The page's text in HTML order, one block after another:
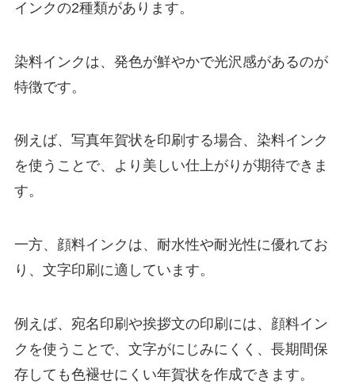
インクの2種類があります。
染料インクは、発色が鮮やかで光沢感があるのが
特徴です。
例えば、写真年賀状を印刷する場合、染料インク
を使うことで、より美しい仕上がりが期待できま
す。
一方、顔料インクは、耐水性や耐光性に優れてお
り、文字印刷に適しています。
例えば、宛名印刷や挨拶文の印刷には、顔料イン
クを使うことで、文字がにじみにくく、長期間保
存しても色褪せにくい年賀状を作成できます。